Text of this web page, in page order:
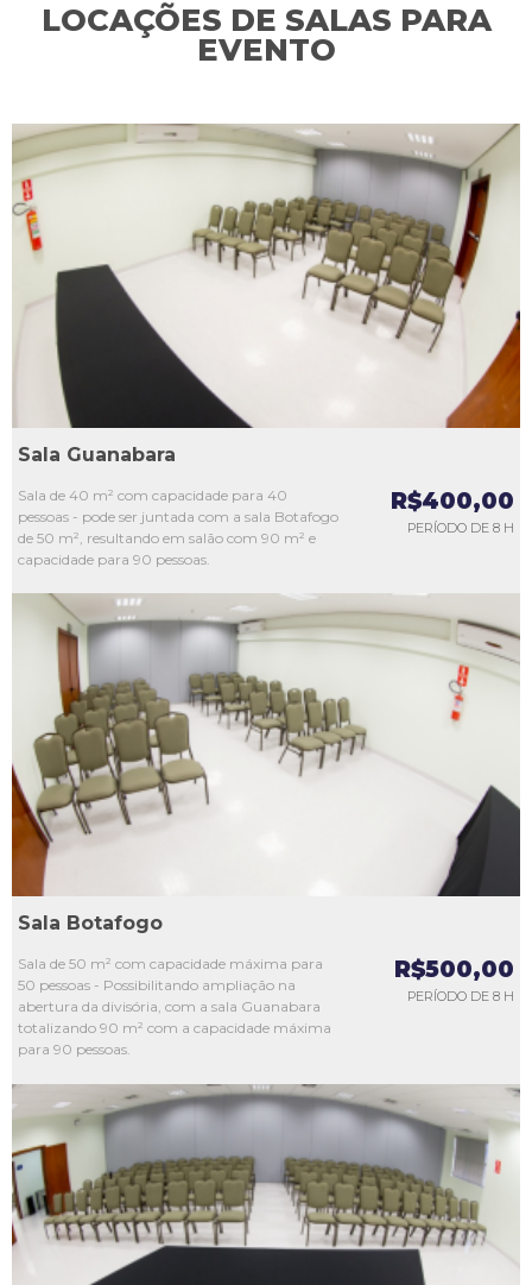
LOCAÇÕES DE SALAS PARA
EVENTO
L4
L5
Sala Guanabara
Sala de 40 m² com capacidade para 40
pessoas - pode ser juntada com a sala Botafogo
de 50 m², resultando em salão com 90 m² e
capacidade para 90 pessoas.
R$400,00
PERÍODO DE 8 H
L1
L2
L3
L4
Sala Botafogo
Sala de 50 m² com capacidade máxima para
50 pessoas - Possibilitando ampliação na
abertura da divisória, com a sala Guanabara
totalizando 90 m² com a capacidade máxima
para 90 pessoas.
R$500,00
PERÍODO DE 8 H
L2
L3
L4